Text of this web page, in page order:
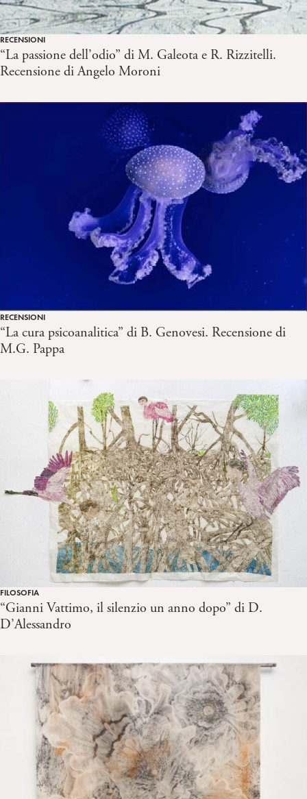
RECENSIONI
“La passione dell’odio” di M. Galeota e R. Rizzitelli.
Recensione di Angelo Moroni
RECENSIONI
“La cura psicoanalitica” di B. Genovesi. Recensione di
M.G. Pappa
FILOSOFIA
“Gianni Vattimo, il silenzio un anno dopo” di D.
D’Alessandro